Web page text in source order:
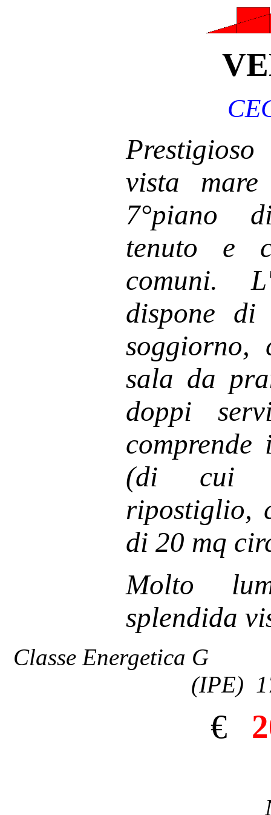
vista mare
7°piano
tenuto e
comuni.
dispone di
soggiorno,
sala da
doppi
(di cui 1
ripostiglio,
di 20 mq
Molto
splendida
Classe Energetica G
(IPE)
€